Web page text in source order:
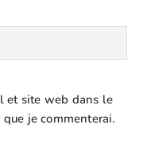
et site web dans le
je commenterai.